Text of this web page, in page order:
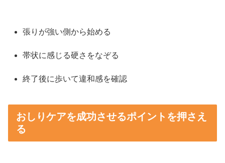
張りが強い側から始める
帯状に感じる硬さをなぞる
終了後に歩いて違和感を確認
おしりケアを成功させるポイントを押さえ
る